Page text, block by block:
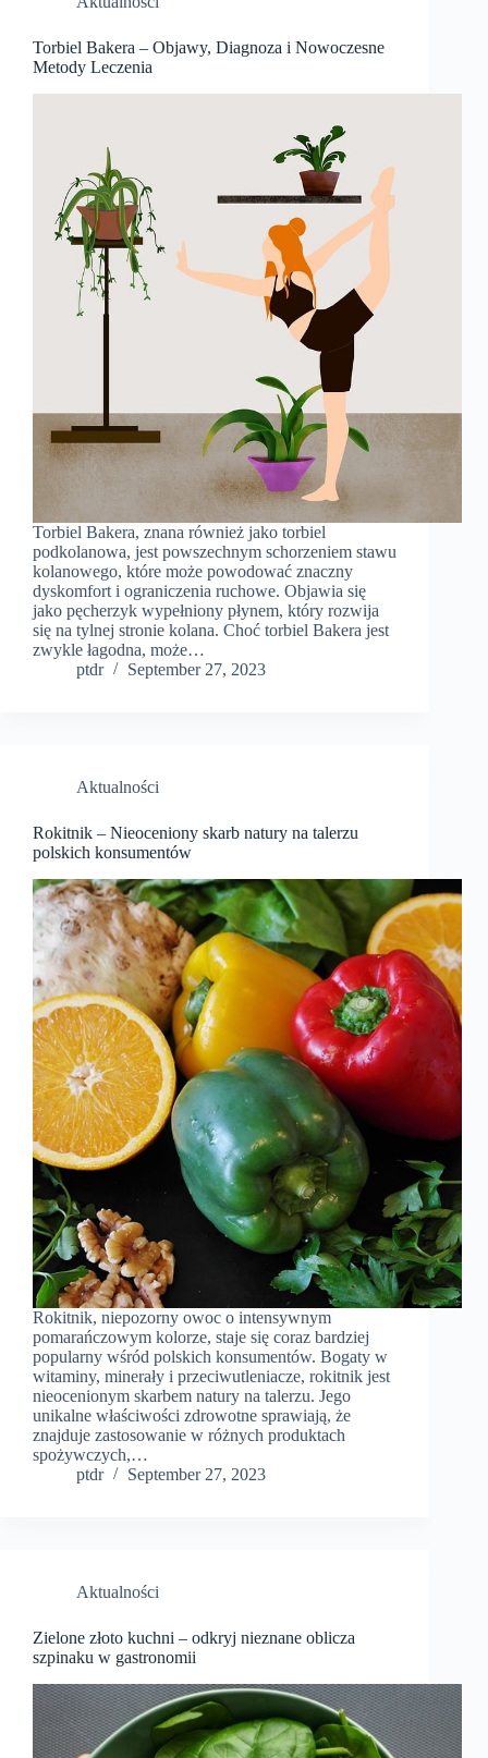
Torbiel Bakera – Objawy, Diagnoza i Nowoczesne
Metody Leczenia
Torbiel Bakera, znana również jako torbiel
podkolanowa, jest powszechnym schorzeniem stawu
kolanowego, które może powodować znaczny
dyskomfort i ograniczenia ruchowe. Objawia się
jako pęcherzyk wypełniony płynem, który rozwija
się na tylnej stronie kolana. Choć torbiel Bakera jest
zwykle łagodna, może…
ptdr
September 27, 2023
Aktualności
Rokitnik – Nieoceniony skarb natury na talerzu
polskich konsumentów
Rokitnik, niepozorny owoc o intensywnym
pomarańczowym kolorze, staje się coraz bardziej
popularny wśród polskich konsumentów. Bogaty w
witaminy, minerały i przeciwutleniacze, rokitnik jest
nieocenionym skarbem natury na talerzu. Jego
unikalne właściwości zdrowotne sprawiają, że
znajduje zastosowanie w różnych produktach
spożywczych,…
ptdr
September 27, 2023
Aktualności
Zielone złoto kuchni – odkryj nieznane oblicza
szpinaku w gastronomii